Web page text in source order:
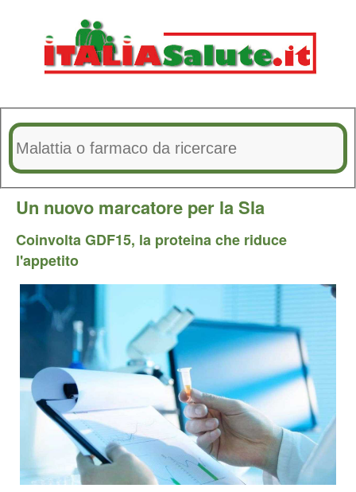
Un nuovo marcatore per la Sla
Coinvolta GDF15, la proteina che riduce
l'appetito